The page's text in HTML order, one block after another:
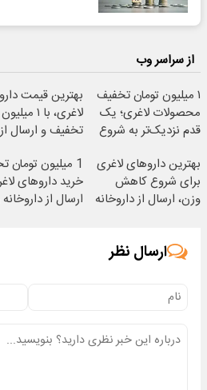
از سراسر وب
۱ میلیون تومان تخفیف
محصولات لاغری؛ یک
قدم نزدیک‌تر به شروع
بهترین قیمت
لاغری، با ۱ میلیون
تخفیف و ارسال از
بهترین داروهای لاغری
برای شروع کاهش
وزن، ارسال از داروخانه
1 میلیون تومان
خرید داروهای
ارسال از
ارسال نظر